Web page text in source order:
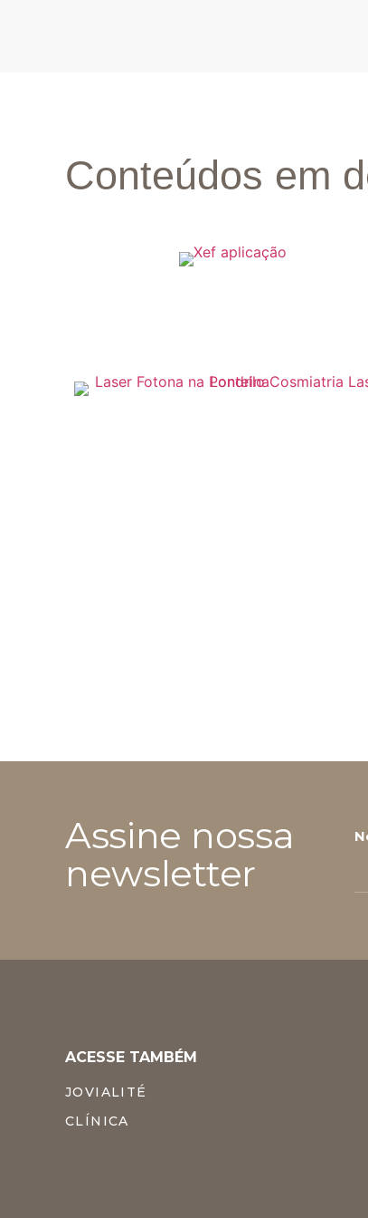
Conteúdos em
Assine nossa
newsletter
ACESSE TAMBÉM
JOVIALITÉ
CLÍNICA